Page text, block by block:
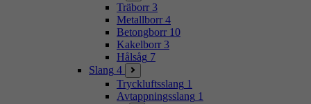
Träborr 3
Metallborr 4
Betongborr 10
Kakelborr 3
Hålsåg 7
Slang 4
Tryckluftsslang 1
Avtappningsslang 1